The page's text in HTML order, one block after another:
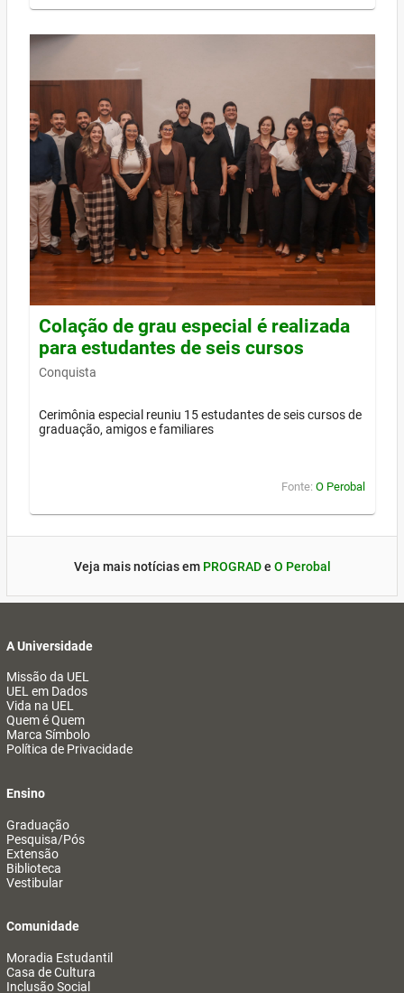
Colação de grau especial é realizada
para estudantes de seis cursos
Conquista
Cerimônia especial reuniu 15 estudantes de seis cursos de
graduação, amigos e familiares
Fonte: O Perobal
Veja mais notícias em PROGRADe O Perobal
A Universidade
Missão da UEL
UEL em Dados
Vida na UEL
Quem é Quem
Marca Símbolo
Política de Privacidade
Ensino
Graduação
Pesquisa/Pós
Extensão
Biblioteca
Vestibular
Comunidade
Moradia Estudantil
Casa de Cultura
Inclusão Social